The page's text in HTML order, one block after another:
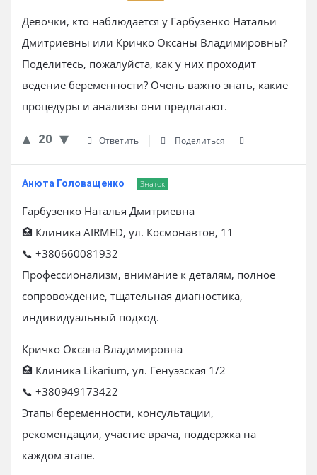
Девочки, кто наблюдается у Гарбузенко Натальи
Дмитриевны или Кричко Оксаны Владимировны?
Поделитесь, пожалуйста, как у них проходит
ведение беременности? Очень важно знать, какие
процедуры и анализы они предлагают.
20 Ответить Поделиться
Анюта Головащенко Знаток
Гарбузенко Наталья Дмитриевна
🏥 Клиника AIRMED, ул. Космонавтов, 11
📞 +380660081932
Профессионализм, внимание к деталям, полное
сопровождение, тщательная диагностика,
индивидуальный подход.
Кричко Оксана Владимировна
🏥 Клиника Likarium, ул. Генуэзская 1/2
📞 +380949173422
Этапы беременности, консультации,
рекомендации, участие врача, поддержка на
каждом этапе.